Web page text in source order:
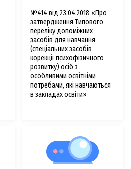
№414 від 23.04.2018 «Про
затвердження Типового
переліку допоміжних
засобів для навчання
(спеціальних засобів
корекції психофізичного
розвитку) осіб з
особливими освітніми
потребами, які навчаються
в закладах освіти»